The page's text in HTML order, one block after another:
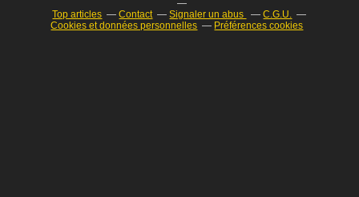
Top articles
Contact Signaler un abus
C.G.U.
Cookies et données personnelles
Préférences cookies